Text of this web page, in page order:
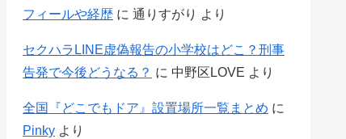
フィールや経歴 に 通りすがり より
セクハラLINE虚偽報告の小学校はどこ？刑事
告発で今後どうなる？ に 中野区LOVE より
全国『どこでもドア』設置場所一覧まとめ に
Pinky より